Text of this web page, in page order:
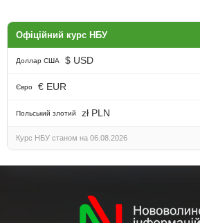
Офіційний курс НБУ
Доллар США $ USD
Євро € EUR
Польський злотий zł PLN
Курс НБУ станом на 06.08.2026